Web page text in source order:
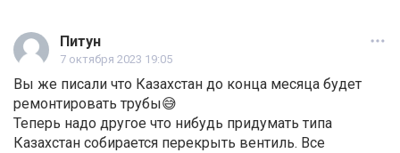
Питун
7 октября 2023 19:05
Вы же писали что Казахстан до конца месяца будет
ремонтировать трубы😅
Теперь надо другое что нибудь придумать типа
Казахстан собирается перекрыть вентиль. Все